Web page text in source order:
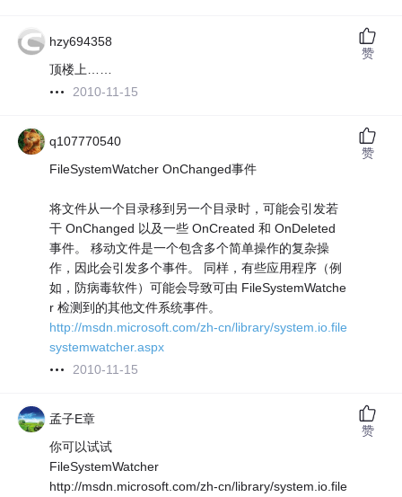
hzy694358
顶楼上……
2010-11-15
赞
q107770540
FileSystemWatcher OnChanged事件
将文件从一个目录移到另一个目录时，可能会引发若
干 OnChanged 以及一些 OnCreated 和 OnDeleted
事件。 移动文件是一个包含多个简单操作的复杂操
作，因此会引发多个事件。 同样，有些应用程序（例
如，防病毒软件）可能会导致可由 FileSystemWatche
r 检测到的其他文件系统事件。
http://msdn.microsoft.com/zh-cn/library/system.io.file
systemwatcher.aspx
2010-11-15
赞
孟子E章
你可以试试
FileSystemWatcher
http://msdn.microsoft.com/zh-cn/library/system.io.file
赞